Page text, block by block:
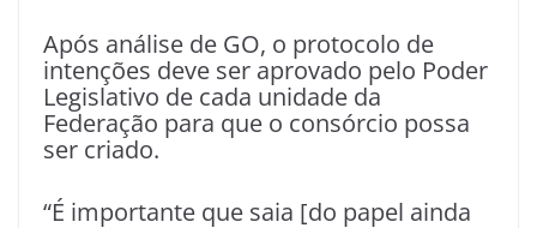
Após análise de GO, o protocolo de
intenções deve ser aprovado pelo Poder
Legislativo de cada unidade da
Federação para que o consórcio possa
ser criado.
“É importante que saia [do papel ainda